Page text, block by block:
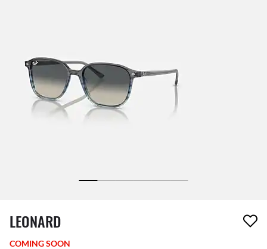
1 artículo ha sido eliminado a tu lista de deseos
LEONARD
COMING SOON